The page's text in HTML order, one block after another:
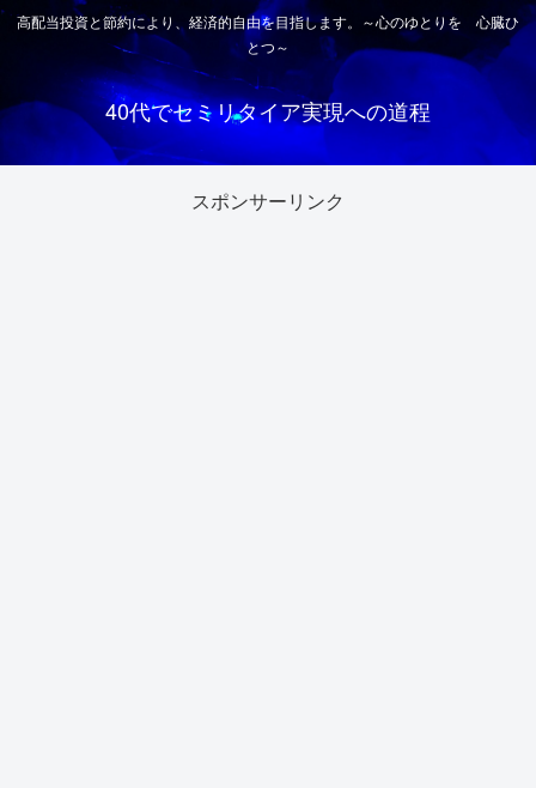
高配当投資と節約により、経済的自由を目指します。～心のゆとりを 心臓ひ
とつ～
40代でセミリタイア実現への道程
スポンサーリンク